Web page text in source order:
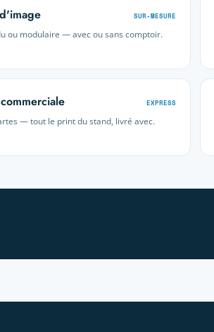
SUR-MESURE
ou modulaire — avec ou sans comptoir.
EXPRESS
— tout le print du stand, livré avec.